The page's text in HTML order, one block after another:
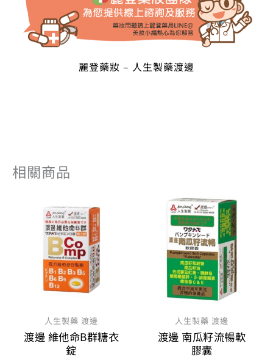
麗登藥妝 – 人生製藥渡邊
相關商品
人生製藥 渡邊
渡邊 維他命B群糖衣
錠
始
價
格：
NT$ 340。 NT$ 272。
人生製藥 渡邊
渡邊 南瓜籽流暢軟
膠囊
原
始
價
格：
NT$ 600。